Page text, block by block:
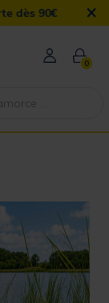
×
0